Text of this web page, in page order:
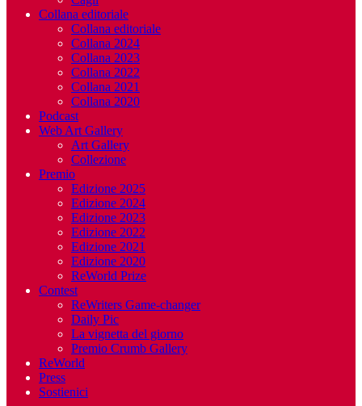
Collana editoriale
Collana editoriale
Collana 2024
Collana 2023
Collana 2022
Collana 2021
Collana 2020
Podcast
Web Art Gallery
Art Gallery
Collezione
Premio
Edizione 2025
Edizione 2024
Edizione 2023
Edizione 2022
Edizione 2021
Edizione 2020
ReWorld Prize
Contest
ReWriters Game-changer
Daily Pic
La vignetta del giorno
Premio Crumb Gallery
ReWorld
Press
Sostienici